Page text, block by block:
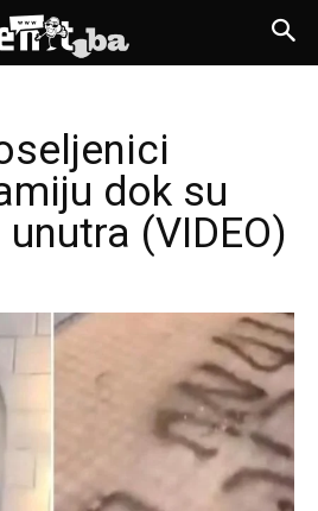
dok su
(VIDEO)